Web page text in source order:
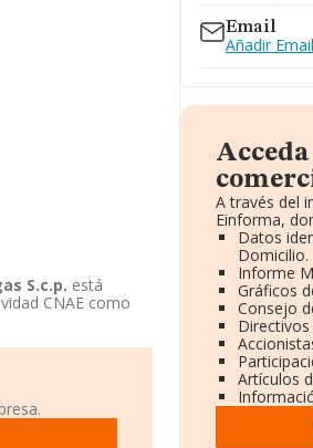
S.c.p. está
CNAE como
Email
Añadir Email
A través del
Einforma,
Datos
Domicilio.
Informe
Gráficos
Consejo
Artículos